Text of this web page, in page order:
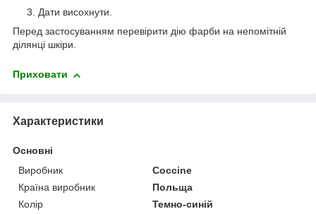
Дати висохнути.
Перед застосуванням перевірити дію фарби на непомітній
ділянці шкіри.
Приховати
Характеристики
Основні
Виробник
Coccine
Країна виробник
Польща
Колір
Темно-синій